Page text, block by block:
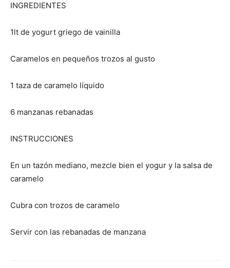
INGREDIENTES
1lt de yogurt griego de vainilla
Caramelos en pequeños trozos al gusto
1 taza de caramelo líquido
6 manzanas rebanadas
INSTRUCCIONES
En un tazón mediano, mezcle bien el yogur y la salsa de
caramelo
Cubra con trozos de caramelo
Servir con las rebanadas de manzana